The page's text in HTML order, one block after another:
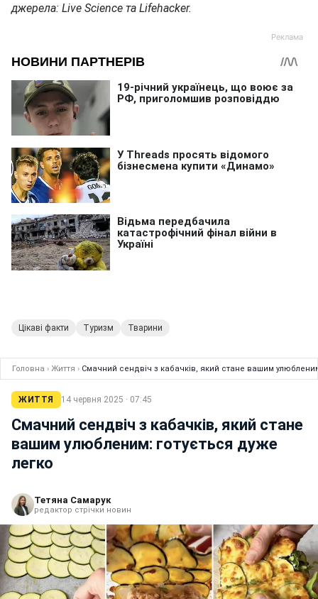
джерела: Live Science та Lifehacker.
Цікаві факти Туризм Тварини
Головна › Життя › Смачний сендвіч з кабачків, який стане вашим
ЖИТТЯ 14 червня 2025 · 07:45
Смачний сендвіч з кабачків, який стане
вашим улюбленим: готується дуже
легко
Тетяна Самарук
редактор стрічки новин